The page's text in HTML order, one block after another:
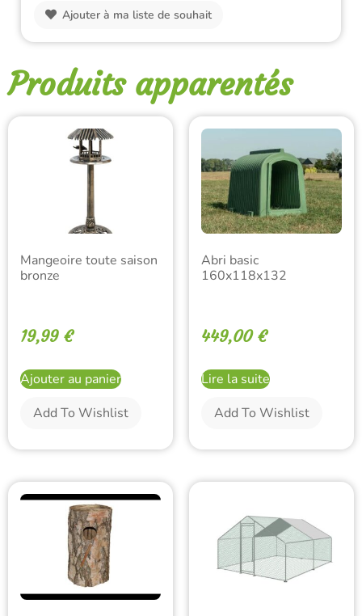
Ajouter à ma liste de souhait
Produits apparentés
Mangeoire toute saison
bronze
19,99 €
Ajouter au panier
Add To Wishlist
Abri basic
160x118x132
449,00 €
Lire la suite
Add To Wishlist